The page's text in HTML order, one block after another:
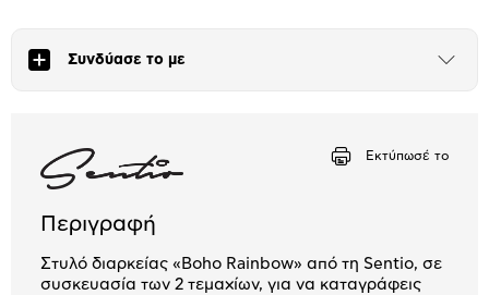
Συνδύασε το με
Άνοιξε
Εκτύπωσέ το
Περιγραφή
Στυλό διαρκείας «Boho Rainbow» από τη Sentio, σε
συσκευασία των 2 τεμαχίων, για να καταγράφεις